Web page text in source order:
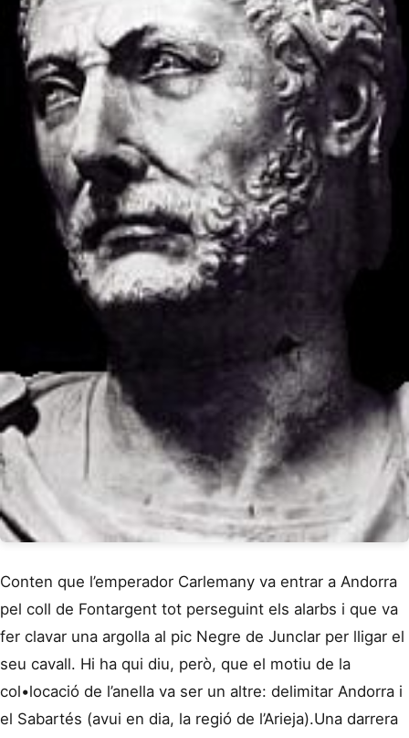
Conten que l’emperador Carlemany va entrar a Andorra
pel coll de Fontargent tot perseguint els alarbs i que va
fer clavar una argolla al pic Negre de Junclar per lligar el
seu cavall. Hi ha qui diu, però, que el motiu de la
col•locació de l’anella va ser un altre: delimitar Andorra i
el Sabartés (avui en dia, la regió de l’Arieja).Una darrera